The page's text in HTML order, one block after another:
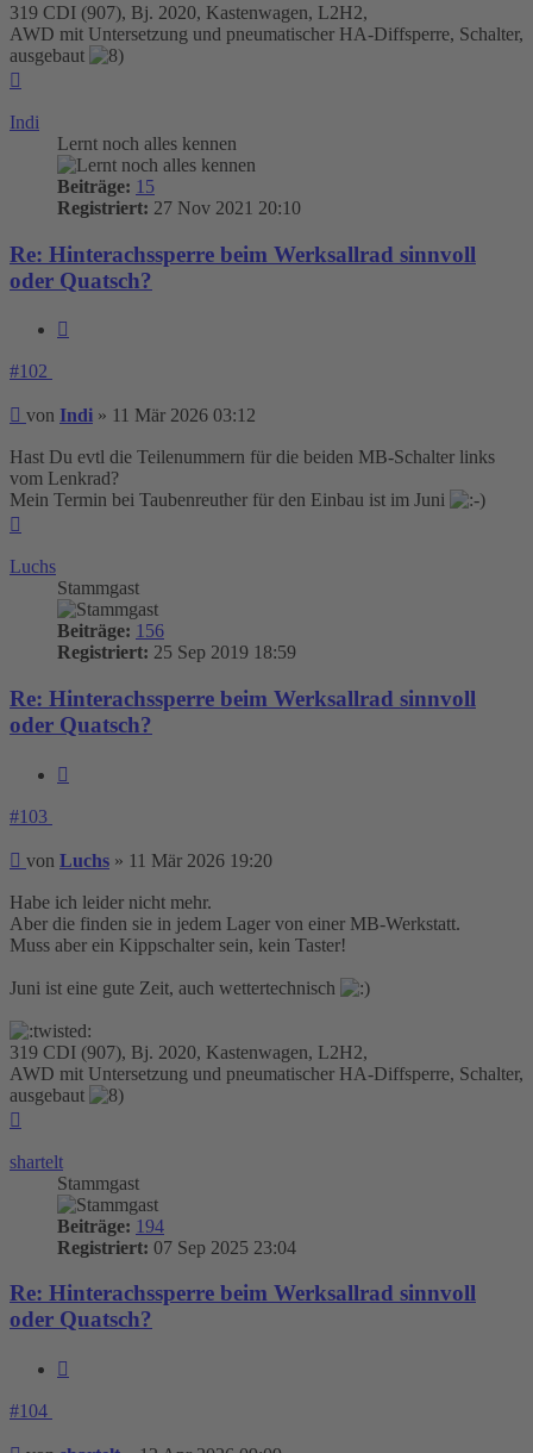
319 CDI (907), Bj. 2020, Kastenwagen, L2H2,
AWD mit Untersetzung und pneumatischer HA-Diffsperre, Schalter,
ausgebaut
Indi
Lernt noch alles kennen
Beiträge: 15
Registriert: 27 Nov 2021 20:10
Re: Hinterachssperre beim Werksallrad sinnvoll
oder Quatsch?
#102
Beitrag
von Indi » 11 Mär 2026 03:12
Hast Du evtl die Teilenummern für die beiden MB-Schalter links
vom Lenkrad?
Mein Termin bei Taubenreuther für den Einbau ist im Juni
Luchs
Stammgast
Beiträge: 156
Registriert: 25 Sep 2019 18:59
Re: Hinterachssperre beim Werksallrad sinnvoll
oder Quatsch?
#103
Beitrag
von Luchs » 11 Mär 2026 19:20
Habe ich leider nicht mehr.
Aber die finden sie in jedem Lager von einer MB-Werkstatt.
Muss aber ein Kippschalter sein, kein Taster!
Juni ist eine gute Zeit, auch wettertechnisch
319 CDI (907), Bj. 2020, Kastenwagen, L2H2,
AWD mit Untersetzung und pneumatischer HA-Diffsperre, Schalter,
ausgebaut
shartelt
Stammgast
Beiträge: 194
Registriert: 07 Sep 2025 23:04
Re: Hinterachssperre beim Werksallrad sinnvoll
oder Quatsch?
#104